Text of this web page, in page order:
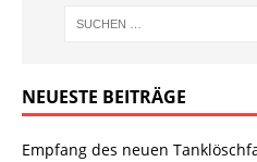
NEUESTE BEITRÄGE
Empfang des neuen